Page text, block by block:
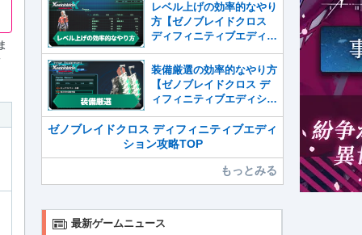
レベル上げの効率的なやり
方【ゼノブレイドクロス
ディフィニティブエディシ
ョン】
装備厳選の効率的なやり方
【ゼノブレイドクロス デ
ィフィニティブエディショ
ン】
ゼノブレイドクロス ディフィニティブエディ
ション攻略TOP
もっとみる
最新ゲームニュース